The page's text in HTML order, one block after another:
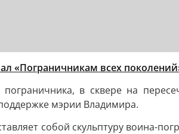
«Пограничникам всех
в сквере на
мэрии Владимира.
собой скульптуру воина-